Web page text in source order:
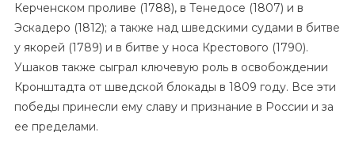
Керченском проливе (1788), в Тенедосе (1807) и в
Эскадеро (1812); а также над шведскими судами в битве
у якорей (1789) и в битве у носа Крестового (1790).
Ушаков также сыграл ключевую роль в освобождении
Кронштадта от шведской блокады в 1809 году. Все эти
победы принесли ему славу и признание в России и за
ее пределами.